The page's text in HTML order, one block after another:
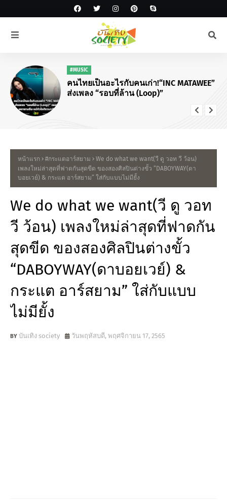
#MUSIC
คนไทยเป็นอะไรกับคนเก่า!“INC MATAWEE”
ส่งเพลง “รอบที่ล้าน (Loop)”
หน้าแรก #กระแตอาร์สยาม
We do what we want(วี ดู วอท วี ว้อน)
เพลงใหม่ล่าสุดที่ฟาดกันสุดขีด ของสองศิลปินต่างขั้ว “DABOYWAY(ดา
บอยเวย์) & กระแต อาร์สยาม” ใส่กับแบบไม่มียั้ง
We do what we want(วี ดู วอท
วี ว้อน) เพลงใหม่ล่าสุดที่ฟาดกัน
สุดขีด ของสองศิลปินต่างขั้ว
“DABOYWAY(ดาบอยเวย์) &
กระแต อาร์สยาม” ใส่กับแบบ
ไม่มียั้ง
บันเทิง society วันพฤหัสบดี, พฤศจิกายน 17, 2565